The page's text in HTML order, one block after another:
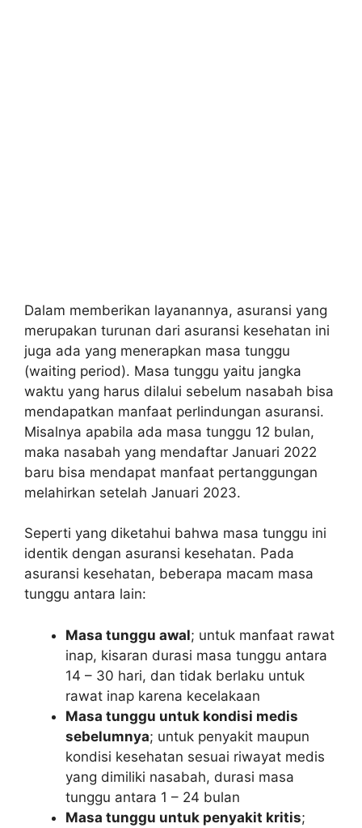
Dalam memberikan layanannya, asuransi yang
merupakan turunan dari asuransi kesehatan ini
juga ada yang menerapkan masa tunggu
(waiting period). Masa tunggu yaitu jangka
waktu yang harus dilalui sebelum nasabah bisa
mendapatkan manfaat perlindungan asuransi.
Misalnya apabila ada masa tunggu 12 bulan,
maka nasabah yang mendaftar Januari 2022
baru bisa mendapat manfaat pertanggungan
melahirkan setelah Januari 2023.
Seperti yang diketahui bahwa masa tunggu ini
identik dengan asuransi kesehatan. Pada
asuransi kesehatan, beberapa macam masa
tunggu antara lain:
Masa tunggu awal; untuk manfaat rawat
inap, kisaran durasi masa tunggu antara
14 – 30 hari, dan tidak berlaku untuk
rawat inap karena kecelakaan
Masa tunggu untuk kondisi medis
sebelumnya; untuk penyakit maupun
kondisi kesehatan sesuai riwayat medis
yang dimiliki nasabah, durasi masa
tunggu antara 1 – 24 bulan
Masa tunggu untuk penyakit kritis;